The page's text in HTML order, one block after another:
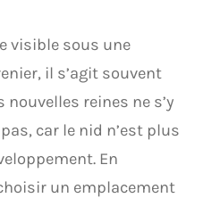
visible sous une
il s’agit souvent
nouvelles reines ne s’y
car le nid n’est plus
En
un emplacement